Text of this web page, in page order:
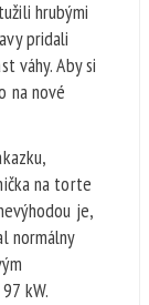
hrubými
pridali
váhy. Aby si
na nové
na torte
je,
normálny
kW.